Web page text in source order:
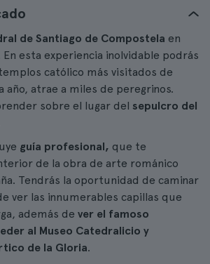
de Santiago de Compostela en
En esta experiencia inolvidable podrás
católico más visitados de
año, atrae a miles de peregrinos.
sobre el lugar del sepulcro del
guía profesional, que te
de la obra de arte románico
Tendrás la oportunidad de caminar
ver las innumerables capillas que
además de ver el famoso
al Museo Catedralicio y
de la Gloria.